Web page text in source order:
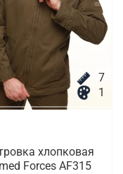
7
1
хлопковая
Forces AF315